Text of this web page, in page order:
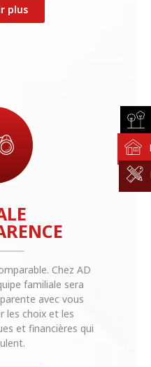
plus
Chez AD
familiale sera
avec vous
les choix et les
et financières qui